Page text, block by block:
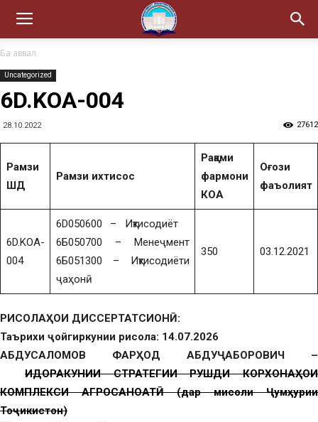
Ба аввал
Uncategorized
6D.KOA-004
28.10.2022 27612
Рамзи
ШД
Рамзи ихтисос
Рақами
фармони
КОА
Оғози
фаъолият
6D.KOA-
004
6D050600 – Иқтисодиёт
6Б050700 – Менеҷмент
6Б051300 – Иқтисодиёти
ҷаҳонӣ
350 03.12.2021
РИСОЛАҲОИ ДИССЕРТАТСИОНӢ:
Таърихи ҷойгиркунии рисола: 14.07.2026
АБДУСАЛОМОВ ФАРҲОД АБДУҶАБОРОВИЧ –
ИДОРАКУНИИ СТРАТЕГИИ РУШДИ КОРХОНАҲОИ
КОМПЛЕКСИ АГРОСАНОАТӢ (дар мисоли Ҷумҳурии
Тоҷикистон)